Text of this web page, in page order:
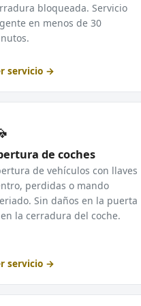
bloqueada. Servicio
en menos de 30
servicio →
de coches
de vehículos con llaves
perdidas o mando
Sin daños en la puerta
la cerradura del coche.
servicio →